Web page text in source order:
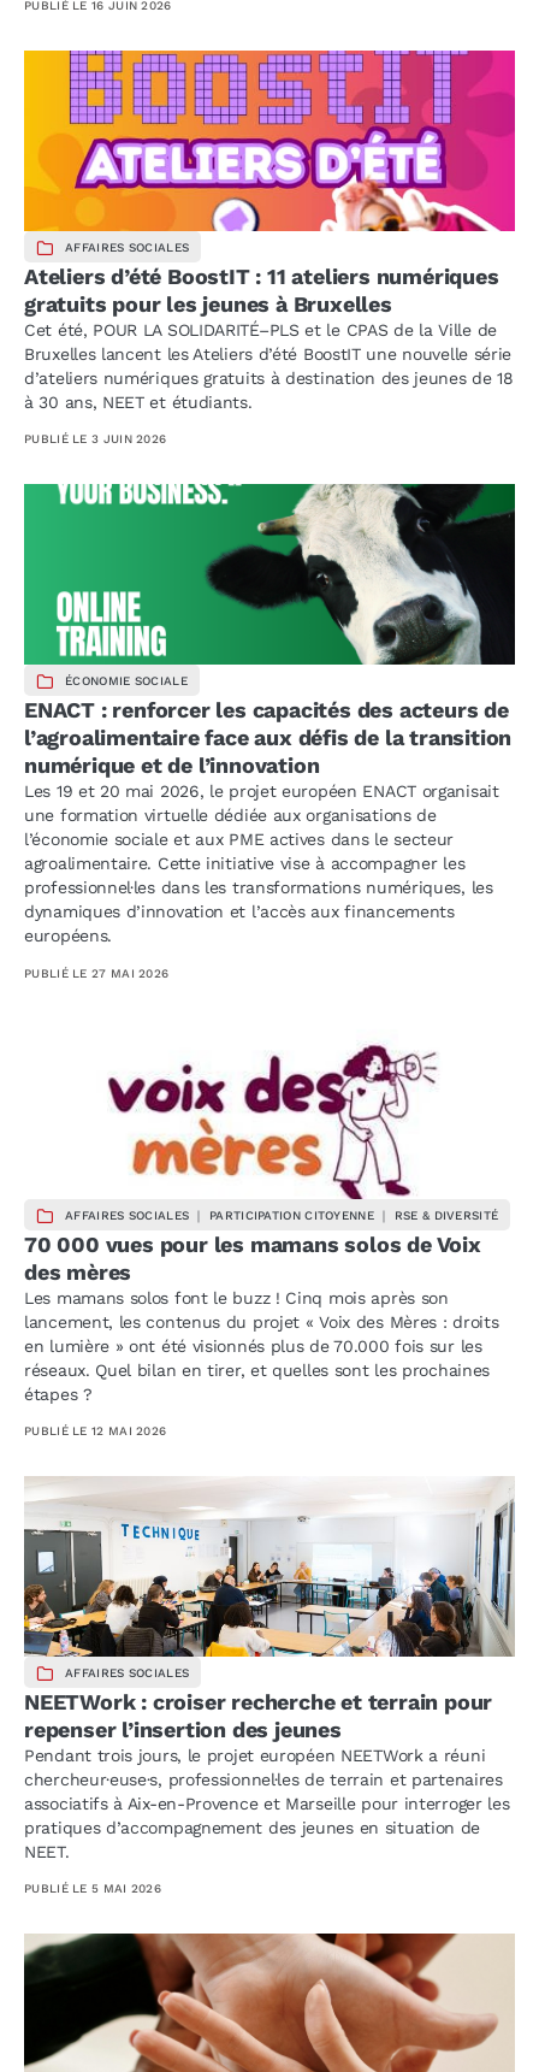
PUBLIÉ LE 16 JUIN 2026
AFFAIRES SOCIALES
Ateliers d’été BoostIT : 11 ateliers numériques
gratuits pour les jeunes à Bruxelles
Cet été, POUR LA SOLIDARITÉ–PLS et le CPAS de la Ville de
Bruxelles lancent les Ateliers d’été BoostIT une nouvelle série
d’ateliers numériques gratuits à destination des jeunes de 18
à 30 ans, NEET et étudiants.
PUBLIÉ LE 3 JUIN 2026
ÉCONOMIE SOCIALE
ENACT : renforcer les capacités des acteurs de
l’agroalimentaire face aux défis de la transition
numérique et de l’innovation
Les 19 et 20 mai 2026, le projet européen ENACT organisait
une formation virtuelle dédiée aux organisations de
l’économie sociale et aux PME actives dans le secteur
agroalimentaire. Cette initiative vise à accompagner les
professionnel·les dans les transformations numériques, les
dynamiques d’innovation et l’accès aux financements
européens.
PUBLIÉ LE 27 MAI 2026
AFFAIRES SOCIALES ｜ PARTICIPATION CITOYENNE ｜ RSE & DIVERSITÉ
70 000 vues pour les mamans solos de Voix
des mères
Les mamans solos font le buzz ! Cinq mois après son
lancement, les contenus du projet « Voix des Mères : droits
en lumière » ont été visionnés plus de 70.000 fois sur les
réseaux. Quel bilan en tirer, et quelles sont les prochaines
étapes ?
PUBLIÉ LE 12 MAI 2026
AFFAIRES SOCIALES
NEETWork : croiser recherche et terrain pour
repenser l’insertion des jeunes
Pendant trois jours, le projet européen NEETWork a réuni
chercheur·euse·s, professionnel·les de terrain et partenaires
associatifs à Aix-en-Provence et Marseille pour interroger les
pratiques d’accompagnement des jeunes en situation de
NEET.
PUBLIÉ LE 5 MAI 2026